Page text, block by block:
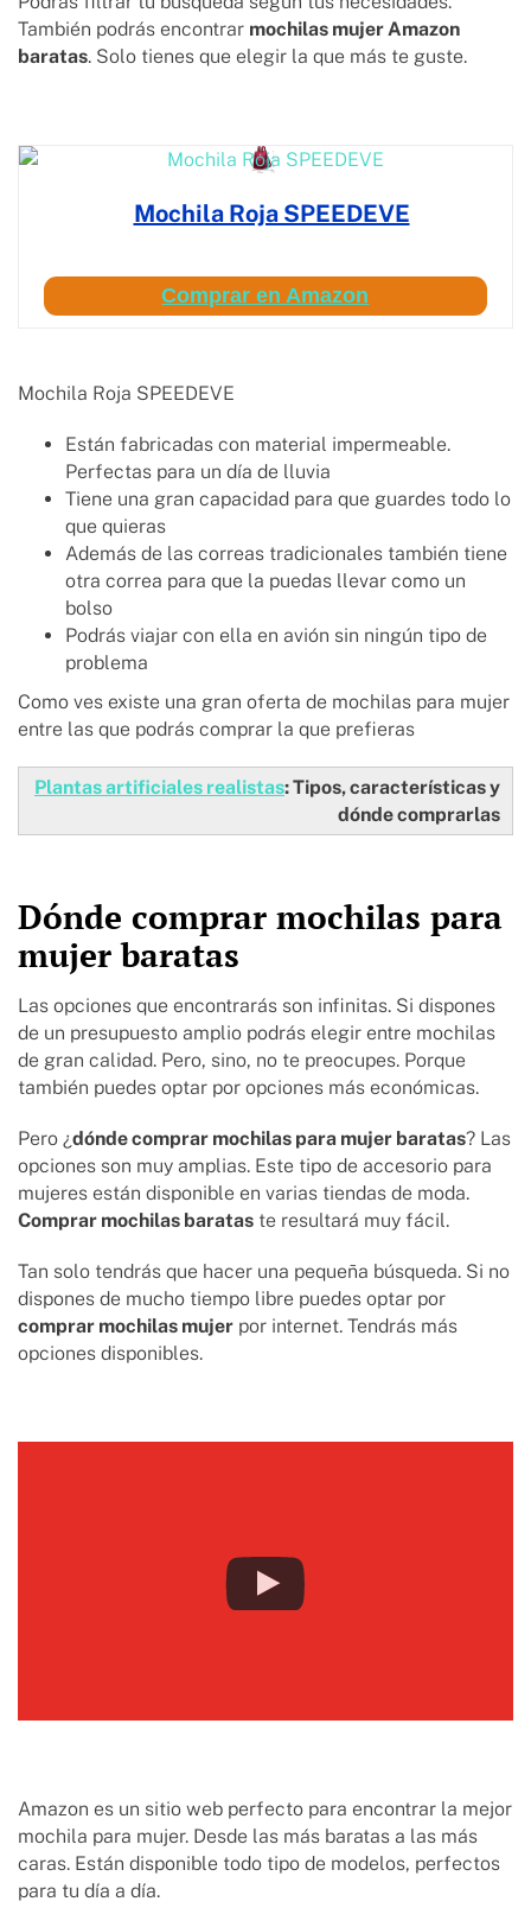
También podrás encontrar mochilas mujer Amazon
baratas. Solo tienes que elegir la que más te guste.
Mochila Roja SPEEDEVE
Comprar en Amazon
Mochila Roja SPEEDEVE
Están fabricadas con material impermeable.
Perfectas para un día de lluvia
Tiene una gran capacidad para que guardes todo lo
que quieras
Además de las correas tradicionales también tiene
otra correa para que la puedas llevar como un
bolso
Podrás viajar con ella en avión sin ningún tipo de
problema
Como ves existe una gran oferta de mochilas para mujer
entre las que podrás comprar la que prefieras
Plantas artificiales realistas: Tipos, características y
dónde comprarlas
Dónde comprar mochilas para
mujer baratas
Las opciones que encontrarás son infinitas. Si dispones
de un presupuesto amplio podrás elegir entre mochilas
de gran calidad. Pero, sino, no te preocupes. Porque
también puedes optar por opciones más económicas.
Pero ¿dónde comprar mochilas para mujer baratas? Las
opciones son muy amplias. Este tipo de accesorio para
mujeres están disponible en varias tiendas de moda.
Comprar mochilas baratas te resultará muy fácil.
Tan solo tendrás que hacer una pequeña búsqueda. Si no
dispones de mucho tiempo libre puedes optar por
comprar mochilas mujer por internet. Tendrás más
opciones disponibles.
Amazon es un sitio web perfecto para encontrar la mejor
mochila para mujer. Desde las más baratas a las más
caras. Están disponible todo tipo de modelos, perfectos
para tu día a día.